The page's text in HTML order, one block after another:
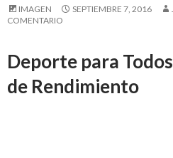
IMAGEN SEPTIEMBRE 7, 2016
COMENTARIO
Deporte para
de Rendimiento